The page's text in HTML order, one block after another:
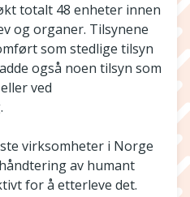
totalt 48 enheter innen
og organer. Tilsynene
som stedlige tilsyn
også noen tilsyn som
ved
virksomheter i Norge
av humant
for å etterleve det.